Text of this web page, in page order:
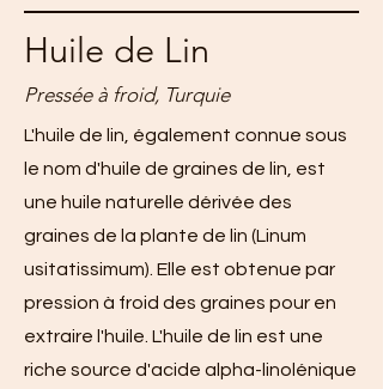
Huile de Lin
Pressée à froid, Turquie
L'huile de lin, également connue sous
le nom d'huile de graines de lin, est
une huile naturelle dérivée des
graines de la plante de lin (Linum
usitatissimum). Elle est obtenue par
pression à froid des graines pour en
extraire l'huile. L'huile de lin est une
riche source d'acide alpha-linolénique